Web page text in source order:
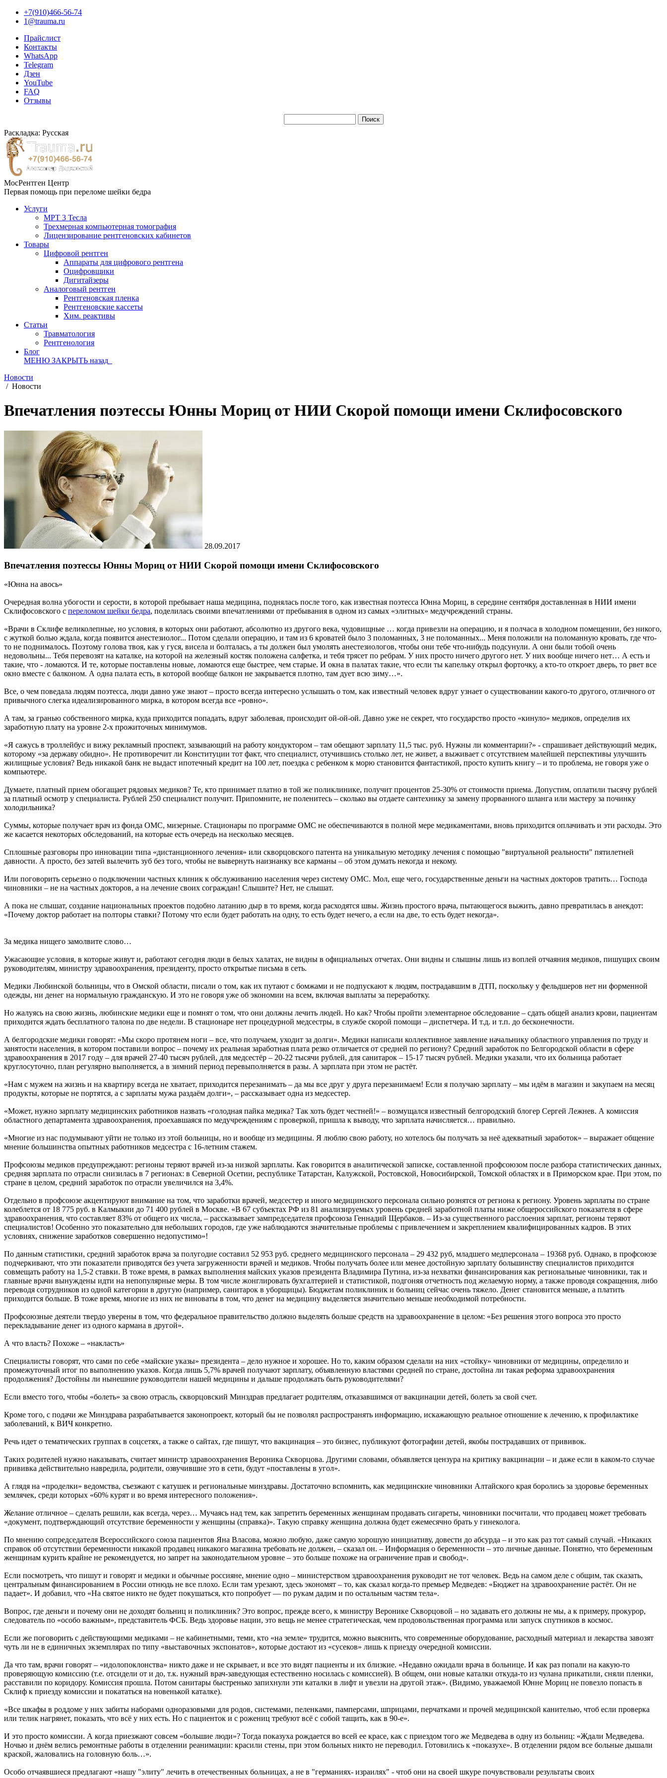
+7(910)466-56-74
1@trauma.ru
Прайслист
Контакты
WhatsApp
Telegram
Дзен
YouTube
FAQ
Отзывы
Раскладка: Русская
МосРентген Центр
Первая помощь при переломе шейки бедра
Услуги
МРТ 3 Тесла
Трехмерная компьютерная томография
Лицензирование рентгеновских кабинетов
Товары
Цифровой рентген
Аппараты для цифрового рентгена
Оцифровщики
Дигитайзеры
Аналоговый рентген
Рентгеновская пленка
Рентгеновские кассеты
Хим. реактивы
Статьи
Травматология
Рентгенология
Блог
МЕНЮ ЗАКРЫТЬ назад
Новости
/ Новости
Впечатления поэтессы Юнны Мориц от НИИ Скорой помощи имени Склифосовского
28.09.2017
Впечатления поэтессы Юнны Мориц от НИИ Скорой помощи имени Склифосовского
«Юнна на авось»
Очередная волна убогости и серости, в которой пребывает наша медицина, поднялась после того, как известная поэтесса Юнна Мориц, в середине сентября доставленная в НИИ имени
Склифосовского с переломом шейки бедра, поделилась своими впечатлениями от пребывания в одном из самых «элитных» медучреждений страны.
«Врачи в Склифе великолепные, но условия, в которых они работают, абсолютно из другого века, чудовищные … когда привезли на операцию, и я полчаса в холодном помещении, без никого,
с жуткой болью ждала, когда появится анестезиолог... Потом сделали операцию, и там из 6 кроватей было 3 поломанных, 3 не поломанных... Меня положили на поломанную кровать, где что-
то не поднималось. Поэтому голова твоя, как у гуся, висела и болталась, а ты должен был умолять анестезиологов, чтобы они тебе что-нибудь подсунули. А они были тобой очень
недовольны... Тебя перевозят на каталке, на которой на железный костяк положена салфетка, и тебя трясет по ребрам. У них просто ничего другого нет. У них вообще ничего нет… А есть и
такие, что - ломаются. И те, которые поставлены новые, ломаются еще быстрее, чем старые. И окна в палатах такие, что если ты капельку открыл форточку, а кто-то откроет дверь, то рвет все
окно вместе с балконом. А одна палата есть, в которой вообще балкон не закрывается плотно, там дует всю зиму…».
Все, о чем поведала людям поэтесса, люди давно уже знают – просто всегда интересно услышать о том, как известный человек вдруг узнает о существовании какого-то другого, отличного от
привычного слегка идеализированного мирка, в котором всегда все «ровно».
А там, за гранью собственного мирка, куда приходится попадать, вдруг заболевая, происходит ой-ой-ой. Давно уже не секрет, что государство просто «кинуло» медиков, определив их
заработную плату на уровне 2-х прожиточных минимумов.
«Я сажусь в троллейбус и вижу рекламный проспект, зазывающий на работу кондуктором – там обещают зарплату 11,5 тыс. руб. Нужны ли комментарии?» - спрашивает действующий медик,
которому «за державу обидно». Не противоречит ли Конституции тот факт, что специалист, отучившись столько лет, не живет, а выживает с отсутствием малейшей перспективы улучшить
жилищные условия? Ведь никакой банк не выдаст ипотечный кредит на 100 лет, поездка с ребенком к морю становится фантастикой, просто купить книгу – и то проблема, не говоря уже о
компьютере.
Думаете, платный прием обогащает рядовых медиков? Те, кто принимает платно в той же поликлинике, получит процентов 25-30% от стоимости приема. Допустим, оплатили тысячу рублей
за платный осмотр у специалиста. Рублей 250 специалист получит. Припомните, не поленитесь – сколько вы отдаете сантехнику за замену прорванного шланга или мастеру за починку
холодильника?
Суммы, которые получает врач из фонда ОМС, мизерные. Стационары по программе ОМС не обеспечиваются в полной мере медикаментами, вновь приходится оплачивать и эти расходы. Это
же касается некоторых обследований, на которые есть очередь на несколько месяцев.
Сплошные разговоры про инновации типа «дистанционного лечения» или скворцовского патента на уникальную методику лечения с помощью "виртуальной реальности" пятилетней
давности. А просто, без затей вылечить зуб без того, чтобы не вывернуть наизнанку все карманы – об этом думать некогда и некому.
Или поговорить серьезно о подключении частных клиник к обслуживанию населения через систему ОМС. Мол, еще чего, государственные деньги на частных докторов тратить… Господа
чиновники – не на частных докторов, а на лечение своих сограждан! Слышите? Нет, не слышат.
А пока не слышат, создание национальных проектов подобно латанию дыр в то время, когда расходятся швы. Жизнь простого врача, пытающегося выжить, давно превратилась в анекдот:
«Почему доктор работает на полторы ставки? Потому что если будет работать на одну, то есть будет нечего, а если на две, то есть будет некогда».
За медика нищего замолвите слово…
Ужасающие условия, в которые живут и, работают сегодня люди в белых халатах, не видны в официальных отчетах. Они видны и слышны лишь из воплей отчаяния медиков, пишущих своим
руководителям, министру здравоохранения, президенту, просто открытые письма в сеть.
Медики Любинской больницы, что в Омской области, писали о том, как их путают с бомжами и не подпускают к людям, пострадавшим в ДТП, поскольку у фельдшеров нет ни форменной
одежды, ни денег на нормальную гражданскую. И это не говоря уже об экономии на всем, включая выплаты за переработку.
Но жалуясь на свою жизнь, любинские медики еще и помнят о том, что они должны лечить людей. Но как? Чтобы пройти элементарное обследование – сдать общей анализ крови, пациентам
приходится ждать бесплатного талона по две недели. В стационаре нет процедурной медсестры, в службе скорой помощи – диспетчера. И т.д. и т.п. до бесконечности.
А белгородские медики говорят: «Мы скоро протянем ноги – все, что получаем, уходит за долги». Медики написали коллективное заявление начальнику областного управления по труду и
занятости населения, в котором поставили вопрос – почему их реальная заработная плата резко отличается от средней по региону? Средний заработок по Белгородской области в сфере
здравоохранения в 2017 году – для врачей 27-40 тысяч рублей, для медсестёр – 20-22 тысячи рублей, для санитарок – 15-17 тысяч рублей. Медики указали, что их больница работает
круглосуточно, план регулярно выполняется, а в зимний период перевыполняется в разы. А зарплата при этом не растёт.
«Нам с мужем на жизнь и на квартиру всегда не хватает, приходится перезанимать – да мы все друг у друга перезанимаем! Если я получаю зарплату – мы идём в магазин и закупаем на месяц
продукты, которые не портятся, а с зарплаты мужа раздаём долги», – рассказывает одна из медсестер.
«Может, нужно зарплату медицинских работников назвать «голодная пайка медика? Так хоть будет честней!» – возмущался известный белгородский блогер Сергей Лежнев. А комиссия
областного департамента здравоохранения, проехавшаяся по медучреждениям с проверкой, пришла к выводу, что зарплата начисляется… правильно.
«Многие из нас подумывают уйти не только из этой больницы, но и вообще из медицины. Я люблю свою работу, но хотелось бы получать за неё адекватный заработок» – выражает общение
мнение большинства опытных работников медсестра с 16-летним стажем.
Профсоюзы медиков предупреждают: регионы теряют врачей из-за низкой зарплаты. Как говорится в аналитической записке, составленной профсоюзом после разбора статистических данных,
средняя зарплата по отрасли снизилась в 7 регионах: в Северной Осетии, республике Татарстан, Калужской, Ростовской, Новосибирской, Томской областях и в Приморском крае. При этом, по
стране в целом, средний заработок по отрасли увеличился на 3,4%.
Отдельно в профсоюзе акцентируют внимание на том, что заработки врачей, медсестер и иного медицинского персонала сильно рознятся от региона к региону. Уровень зарплаты по стране
колеблется от 18 775 руб. в Калмыкии до 71 400 рублей в Москве. «В 67 субъектах РФ из 81 анализируемых уровень средней заработной платы ниже общероссийского показателя в сфере
здравоохранения, что составляет 83% от общего их числа, – рассказывает зампредседателя профсоюза Геннадий Щербаков. – Из-за существенного расслоения зарплат, регионы теряют
специалистов! Особенно это показательно для небольших городов, где уже наблюдаются значительные проблемы с привлечением и закреплением квалифицированных кадров. В этих
условиях, снижение заработков совершенно недопустимо»!
По данным статистики, средний заработок врача за полугодие составил 52 953 руб. среднего медицинского персонала – 29 432 руб, младшего медперсонала – 19368 руб. Однако, в профсоюзе
подчеркивают, что эти показатели приводятся без учета загруженности врачей и медиков. Чтобы получать более или менее достойную зарплату большинству специалистов приходится
совмещать работу на 1,5-2 ставки. В тоже время, в рамках выполнения майских указов президента Владимира Путина, из-за нехватки финансирования как региональные чиновники, так и
главные врачи вынуждены идти на непопулярные меры. В том числе жонглировать бухгалтерией и статистикой, подгоняя отчетность под желаемую норму, а также проводя сокращения, либо
переводя сотрудников из одной категории в другую (например, санитарок в уборщицы). Бюджетам поликлиник и больниц сейчас очень тяжело. Денег становится меньше, а платить
приходится больше. В тоже время, многие из них не виноваты в том, что денег на медицину выделяется значительно меньше необходимой потребности.
Профсоюзные деятели твердо уверены в том, что федеральное правительство должно выделять больше средств на здравоохранение в целом: «Без решения этого вопроса это просто
перекладывание денег из одного кармана в другой».
А что власть? Похоже – «накласть»
Специалисты говорят, что сами по себе «майские указы» президента – дело нужное и хорошее. Но то, каким образом сделали на них «стойку» чиновники от медицины, определило и
промежуточный итог по выполнению указов. Когда лишь 5,7% врачей получают зарплату, объявленную властями средней по стране, достойна ли такая реформа здравоохранения
продолжения? Достойны ли нынешние руководители нашей медицины и дальше продолжать быть руководителями?
Если вместо того, чтобы «болеть» за свою отрасль, скворцовский Минздрав предлагает родителям, отказавшимся от вакцинации детей, болеть за свой счет.
Кроме того, с подачи же Минздрава разрабатывается законопроект, который бы не позволял распространять информацию, искажающую реальное отношение к лечению, к профилактике
заболеваний, к ВИЧ конкретно.
Речь идет о тематических группах в соцсетях, а также о сайтах, где пишут, что вакцинация – это бизнес, публикуют фотографии детей, якобы пострадавших от прививок.
Таких родителей нужно наказывать, считает министр здравоохранения Вероника Скворцова. Другими словами, объявляется цензура на критику вакцинации – и даже если в каком-то случае
прививка действительно навредила, родители, озвучившие это в сети, будут «поставлены в угол».
А глядя на «проделки» ведомства, съезжают с катушек и региональные минздравы. Достаточно вспомнить, как медицинские чиновники Алтайского края боролись за здоровье беременных
землячек, среди которых «60% курят и во время интересного положения».
Желание отличное – сделать решили, как всегда, через… Мучаясь над тем, как запретить беременных женщинам продавать сигареты, чиновники посчитали, что продавец может требовать
«документ, подтверждающий отсутствие беременности у женщины (справка)». Такую справку женщина должна будет ежемесячно брать у гинеколога.
По мнению сопредседателя Всероссийского союза пациентов Яна Власова, можно любую, даже самую хорошую инициативу, довести до абсурда – и это как раз тот самый случай. «Никаких
справок об отсутствии беременности никакой продавец никакого магазина требовать не должен, – сказал он. – Информация о беременности – это личные данные. Понятно, что беременным
женщинам курить крайне не рекомендуется, но запрет на законодательном уровне – это больше похоже на ограничение прав и свобод».
Если посмотреть, что пишут и говорят и медики и обычные россияне, мнение одно – министерством здравоохранения руководит не тот человек. Ведь на самом деле с общим, так сказать,
центральным финансированием в России отнюдь не все плохо. Если там урезают, здесь экономят – то, как сказал когда-то премьер Медведев: «Бюджет на здравоохранение растёт. Он не
падает». И добавил, что «На святое никто не будет покушаться, кто попробует — по рукам дадим и по остальным частям тела».
Вопрос, где деньги и почему они не доходят больниц и поликлиник? Это вопрос, прежде всего, к министру Веронике Скворцовой – но задавать его должны не мы, а к примеру, прокурор,
следователь по «особо важным», представитель ФСБ. Ведь здоровье нации, это вещь не менее стратегическая, чем продовольственная программа или запуск спутников в космос.
Если же поговорить с действующими медиками – не кабинетными, теми, кто «на земле» трудится, можно выяснить, что современные оборудование, расходный материал и лекарства завозят
чуть ли не в единичных экземплярах по типу «выставочных экспонатов», которые достают из «сусеков» лишь к приезду очередной комиссии.
Да что там, врачи говорят – «идолопоклонства» никто даже и не скрывает, и все это видят пациенты и их близкие. «Недавно ожидали врача в больнице. И как раз попали на какую-то
проверяющую комиссию (т.е. отсидели от и до, т.к. нужный врач-заведующая естественно носилась с комиссией). В общем, они новые каталки откуда-то из чулана прикатили, сняли пленки,
расставили по коридору. Комиссия прошла. Потом санитары быстренько запихнули эти каталки в лифт и увезли на другой этаж». (Видимо, уважаемой Юнне Мориц не повезло попасть в
Склиф к приезду комиссии и покататься на новенькой каталке).
«Все шкафы в роддоме у них забиты наборами одноразовыми для родов, системами, пеленками, памперсами, шприцами, перчатками и прочей медицинской канителью, чтоб если проверка
или телик нагрянет, показать, что всё у них есть. Но с пациенток и с рожениц требуют всё с собой тащить, как в 90-е».
И это просто комиссии. А когда приезжают совсем «большие люди»? Тогда показуха рождается во всей ее красе, как с приездом того же Медведева в одну из больниц: «Ждали Медведева.
Ночью и днём велись ремонтные работы в отделении реанимации: красили стены, при этом больных никто не переводил. Готовились к «показухе». В отделении рядом все больные дышали
краской, жаловались на головную боль…».
Особо отчаявшиеся предлагают «нашу "элиту" лечить в отечественных больницах, а не в "германиях- израилях" - чтоб они на своей шкуре почувствовали результаты своих